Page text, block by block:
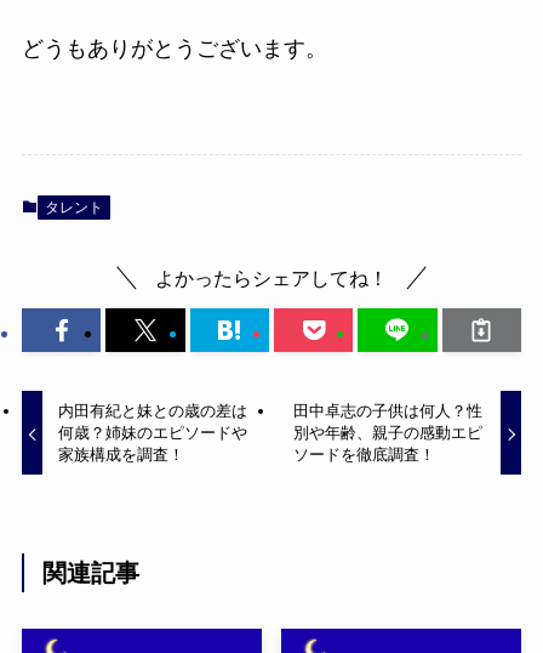
どうもありがとうございます。
タレント
よかったらシェアしてね！
内田有紀と妹との歳の差は
何歳？姉妹のエピソードや
家族構成を調査！
田中卓志の子供は何人？性
別や年齢、親子の感動エピ
ソードを徹底調査！
関連記事